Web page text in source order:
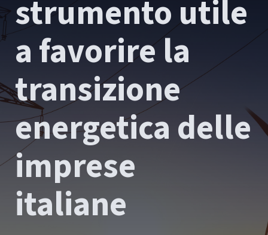
strumento utile
a favorire la
transizione
energetica delle
imprese
italiane